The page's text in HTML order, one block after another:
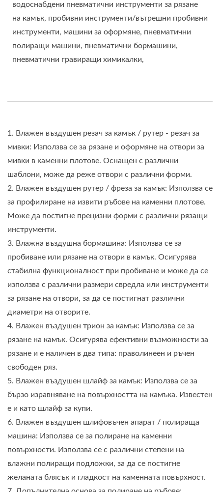
водоснабдени пневматични инструменти за рязане
на камък, пробивни инструменти/вътрешни пробивни
инструменти, машини за оформяне, пневматични
полиращи машини, пневматични бормашини,
пневматични гравиращи химикалки,
1. Влажен въздушен резач за камък / рутер - резач за
мивки: Използва се за рязане и оформяне на отвори за
мивки в каменни плотове. Оснащен с различни
шаблони, може да реже отвори с различни форми.
2. Влажен въздушен рутер / фреза за камък: Използва се
за профилиране на извити ръбове на каменни плотове.
Може да постигне прецизни форми с различни рязащи
инструменти.
3. Влажна въздушна бормашина: Използва се за
пробиване или рязане на отвори в камък. Осигурява
стабилна функционалност при пробиване и може да се
използва с различни размери свредла или инструменти
за рязане на отвори, за да се постигнат различни
диаметри на отворите.
4. Влажен въздушен трион за камък: Използва се за
рязане на камък. Осигурява ефективни възможности за
рязане и е наличен в два типа: праволинеен и ръчен
свободен ряз.
5. Влажен въздушен шлайф за камък: Използва се за
бързо изравняване на повърхността на камъка. Известен
е и като шлайф за купи.
6. Влажен въздушен шлифовъчен апарат / полираща
машина: Използва се за полиране на каменни
повърхности. Използва се с различни степени на
влажни полиращи подложки, за да се постигне
желаната блясък и гладкост на каменната повърхност.